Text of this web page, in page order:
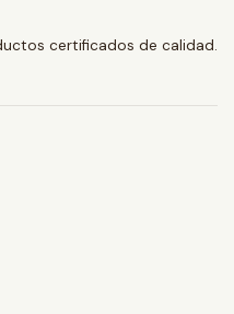
certificados de calidad.